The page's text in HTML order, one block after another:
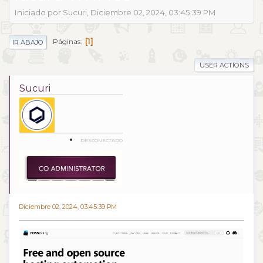
Iniciado por Sucuri, Diciembre 02, 2024, 03:45:39 PM
IR ABAJO Páginas 1
USER ACTIONS
Sucuri
DESCONECTADO
Diciembre 02, 2024, 03:45:39 PM